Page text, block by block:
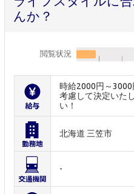
んか？
閲覧状況
時給2000円～
考慮して決定いた
い！
北海道 三笠市
-